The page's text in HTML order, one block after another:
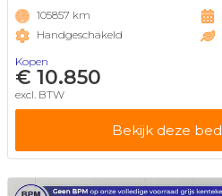
105857 km
Handgeschakeld
Kopen
€ 10.850
excl. BTW
Bekijk deze